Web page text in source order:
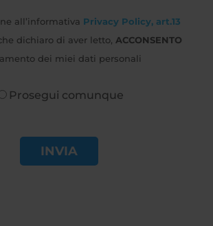
all’informativa Privacy Policy, art.13
che dichiaro di aver letto, ACCONSENTO
dei miei dati personali
Prosegui comunque